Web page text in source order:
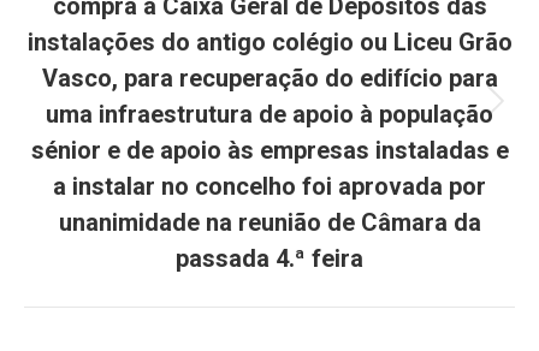
Next
post:
compra à Caixa Geral de Depósitos das
instalações do antigo colégio ou Liceu Grão
Vasco, para recuperação do edifício para
uma infraestrutura de apoio à população
sénior e de apoio às empresas instaladas e
a instalar no concelho foi aprovada por
unanimidade na reunião de Câmara da
passada 4.ª feira